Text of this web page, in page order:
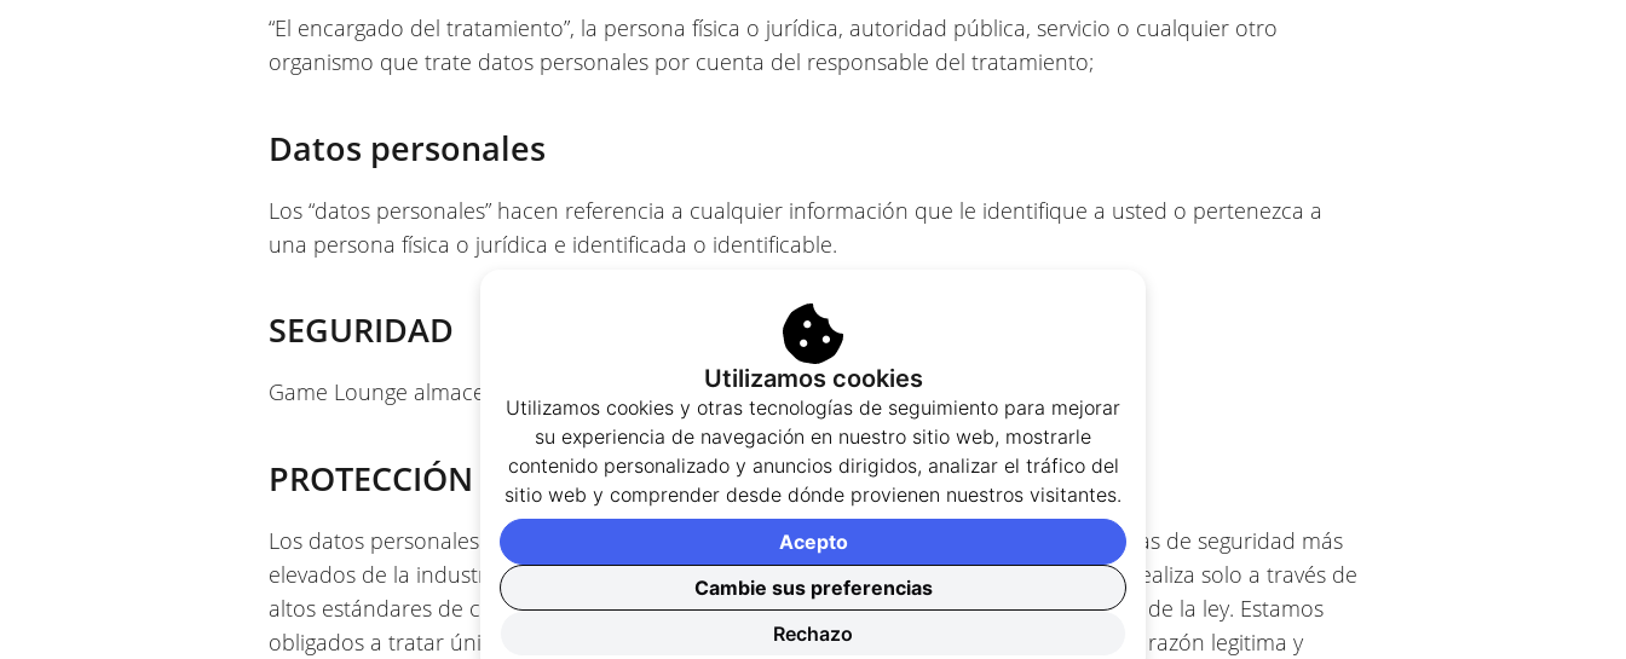
“El encargado del tratamiento”, la persona física o jurídica, autoridad pública, servicio o cualquier otro
organismo que trate datos personales por cuenta del responsable del tratamiento;
Datos personales
Los “datos personales” hacen referencia a cualquier información que le identifique a usted o pertenezca a
una persona física o jurídica e identificada o identificable.
SEGURIDAD
Game Lounge almacena sus datos personales digitalmente en discos duros encriptados.
PROTECCIÓN DE DATOS PERSONALES
Los datos personales que almacenamos están protegidos usando los procesos y sistemas de seguridad más
elevados de la industria. Nuestro compromiso de proteger sus datos personales no se realiza solo a través de
altos estándares de calidad, sino también a través de la mejor y más eficiente aplicación de la ley. Estamos
obligados a tratar únicamente los datos personales si dicho tratamiento se basa en una razón legitima y
Utilizamos cookies
Utilizamos cookies y otras tecnologías de seguimiento para mejorar
su experiencia de navegación en nuestro sitio web, mostrarle
contenido personalizado y anuncios dirigidos, analizar el tráfico del
sitio web y comprender desde dónde provienen nuestros visitantes.
Cambie sus preferencias
Rechazo
Acepto